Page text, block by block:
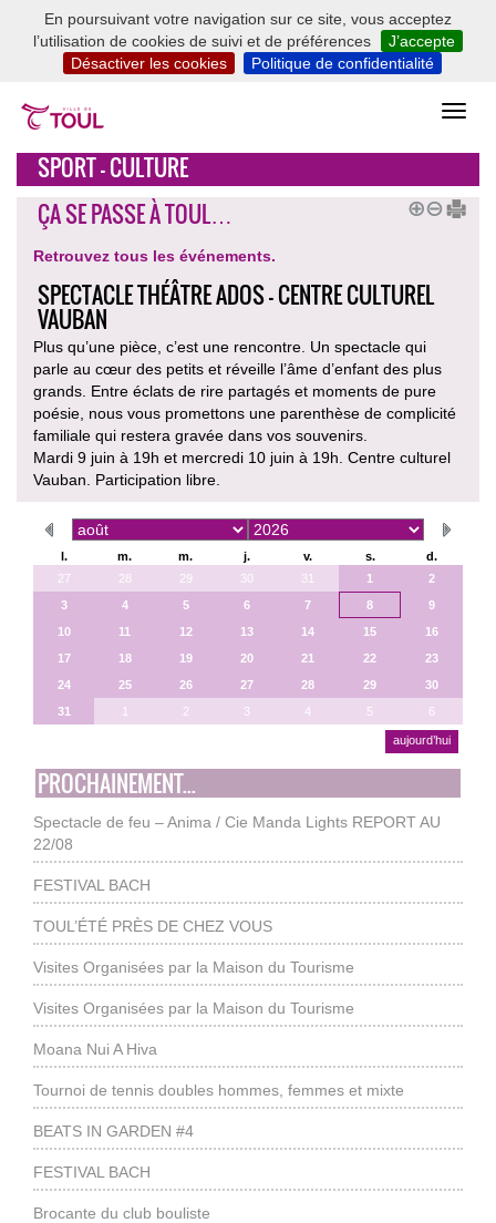
En poursuivant votre navigation sur ce site, vous acceptez
l’utilisation de cookies de suivi et de préférences
J’accepte
Désactiver les cookies
Politique de confidentialité
SPORT - CULTURE
ÇA SE PASSE À TOUL…
Retrouvez tous les événements.
SPECTACLE THÉÂTRE ADOS - CENTRE CULTUREL
VAUBAN
Plus qu’une pièce, c’est une rencontre. Un spectacle qui
parle au cœur des petits et réveille l’âme d’enfant des plus
grands. Entre éclats de rire partagés et moments de pure
poésie, nous vous promettons une parenthèse de complicité
familiale qui restera gravée dans vos souvenirs.
Mardi 9 juin à 19h et mercredi 10 juin à 19h. Centre culturel
Vauban. Participation libre.
l. m. m. j. v. s.
d.
27
28 29 30 31 1
2
3
4 5 6 7 8
9
10
11 12 13 14 15
16
17
18 19 20 21 22
23
24
25 26 27 28 29
30
31
1 2 3 4 5 6
aujourd’hui
PROCHAINEMENT...
Spectacle de feu – Anima / Cie Manda Lights REPORT AU
22/08
FESTIVAL BACH
TOUL’ÉTÉ PRÈS DE CHEZ VOUS
Visites Organisées par la Maison du Tourisme
Visites Organisées par la Maison du Tourisme
Moana Nui A Hiva
Tournoi de tennis doubles hommes, femmes et mixte
BEATS IN GARDEN #4
FESTIVAL BACH
Brocante du club bouliste